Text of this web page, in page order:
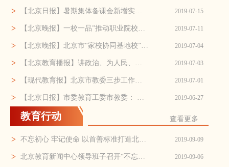
> 【北京日报】暑期集体备课会新增实践环节，看北京... 2019-07-15
> 【北京晚报】一校一品”推动职业院校德育建设和德... 2019-07-11
> 【北京晚报】北京市“家校协同基地校”超100所 2019-07-04
> 【北京教育播报】讲政治、为人民、立潮头、作表率... 2019-07-03
> 【现代教育报】北京市教委三步工作法提升“接诉即... 2019-07-01
> 【北京日报】市委教育工委市教委： 明确师德“负面... 2019-06-27
教育行动 查看更多
> 不忘初心 牢记使命 以首善标准打造北京教育援助的绿水青山——市教委结合“不忘初心、牢记使命”主题教育开展教育扶贫系列调研活动 2019-09-09
> 北京教育新闻中心领导班子召开“不忘初心、牢记使命”专题民主生活会 2019-09-06